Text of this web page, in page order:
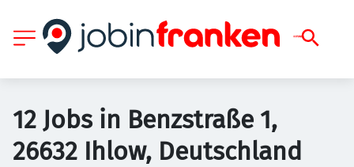
12 Jobs in Benzstraße 1,
26632 Ihlow, Deutschland